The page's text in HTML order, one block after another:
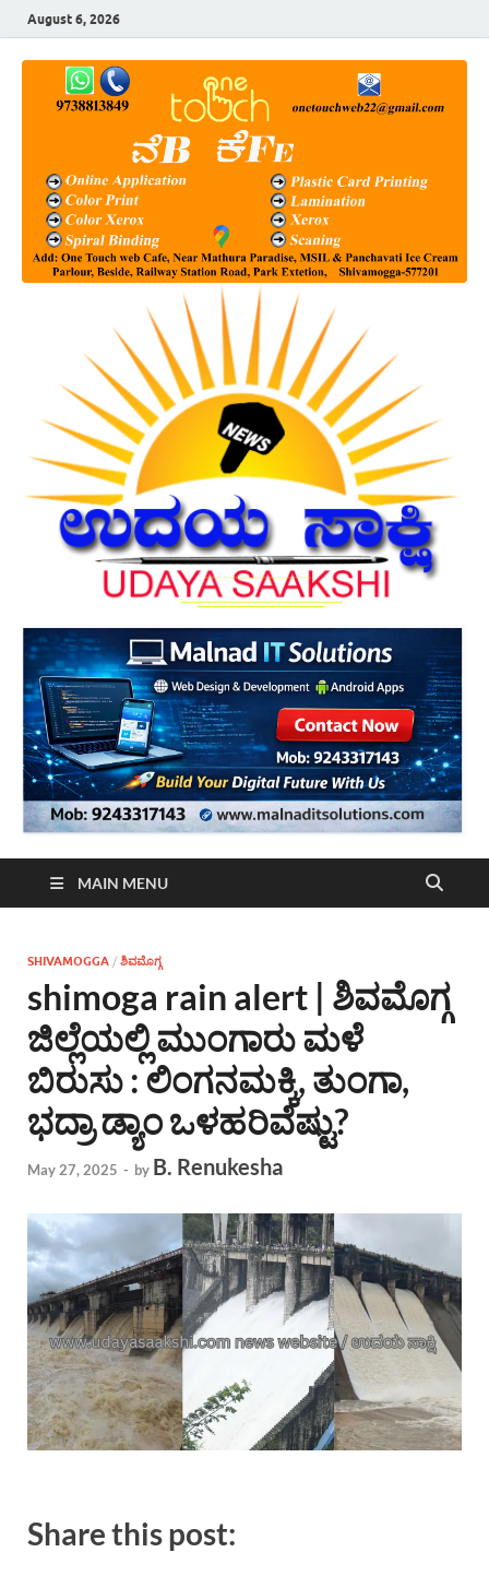
August 6, 2026
MAIN MENU
SHIVAMOGGA / ಶಿವಮೊಗ್ಗ
shimoga rain alert | ಶಿವಮೊಗ್ಗ
ಜಿಲ್ಲೆಯಲ್ಲಿ ಮುಂಗಾರು ಮಳೆ
ಬಿರುಸು : ಲಿಂಗನಮಕ್ಕಿ, ತುಂಗಾ,
ಭದ್ರಾ ಡ್ಯಾಂ ಒಳಹರಿವೆಷ್ಟು?
May 27, 2025 - by B. Renukesha
Share this post: